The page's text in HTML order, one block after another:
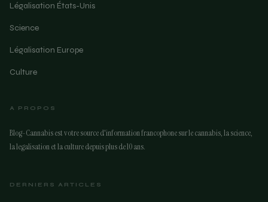
Légalisation États-Unis
Science
Légalisation Europe
Culture
A PROPOS
Blog-Cannabis est votre source d'information francophone sur le cannabis, la science,
la legalisation et la culture depuis plus de 10 ans.
DERNIERS ARTICLES